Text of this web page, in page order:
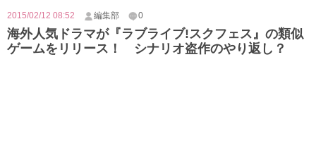
2015/02/12 08:52 編集部 0
海外人気ドラマが『ラブライブ!スクフェス』の類似
ゲームをリリース！ シナリオ盗作のやり返し？